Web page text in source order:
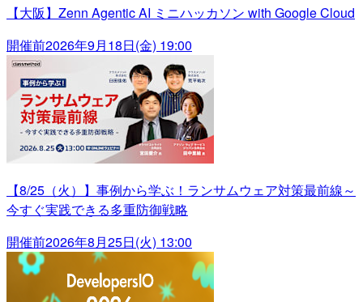
【大阪】Zenn Agentic AI ミニハッカソン with Google Cloud
開催前2026年9月18日(金) 19:00
【8/25（火）】事例から学ぶ！ランサムウェア対策最前線～
今すぐ実践できる多重防御戦略
開催前2026年8月25日(火) 13:00